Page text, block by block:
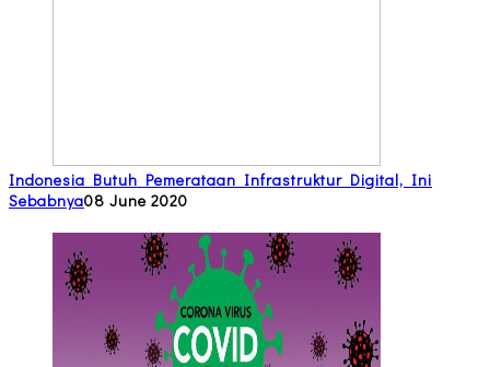
Indonesia Butuh Pemerataan Infrastruktur Digital, Ini
Sebabnya08 June 2020